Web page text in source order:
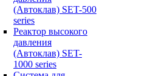
(Автоклав) SET-500
series
Реактор высокого
давления
(Автоклав) SET-
1000 series